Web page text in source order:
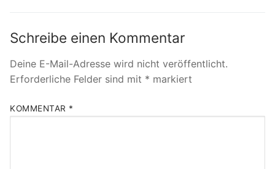
Schreibe einen Kommentar
Deine E-Mail-Adresse wird nicht veröffentlicht.
Erforderliche Felder sind mit * markiert
KOMMENTAR *